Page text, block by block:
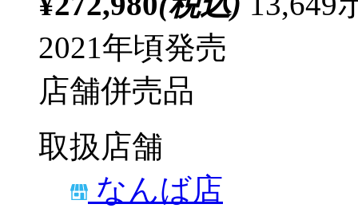
2021年頃発売
店舗併売品
取扱店舗
なんば店